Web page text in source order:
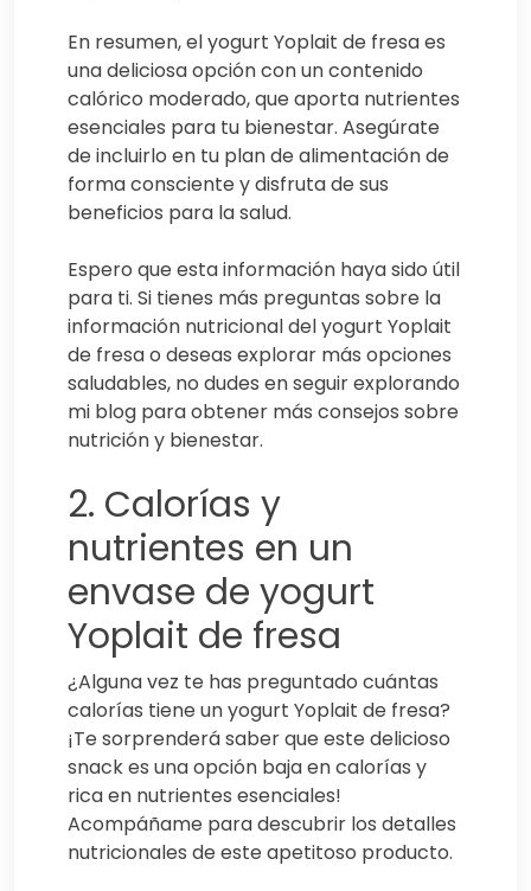
En resumen, el yogurt Yoplait de fresa es
una deliciosa opción con un contenido
calórico moderado, que aporta nutrientes
esenciales para tu bienestar. Asegúrate
de incluirlo en tu plan de alimentación de
forma consciente y disfruta de sus
beneficios para la salud.
Espero que esta información haya sido útil
para ti. Si tienes más preguntas sobre la
información nutricional del yogurt Yoplait
de fresa o deseas explorar más opciones
saludables, no dudes en seguir explorando
mi blog para obtener más consejos sobre
nutrición y bienestar.
2. Calorías y
nutrientes en un
envase de yogurt
Yoplait de fresa
¿Alguna vez te has preguntado cuántas
calorías tiene un yogurt Yoplait de fresa?
¡Te sorprenderá saber que este delicioso
snack es una opción baja en calorías y
rica en nutrientes esenciales!
Acompáñame para descubrir los detalles
nutricionales de este apetitoso producto.